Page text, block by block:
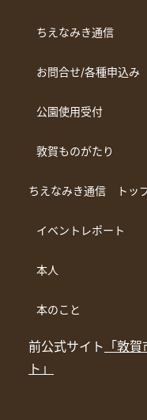
ちえなみき通信
お問合せ/各種申込み
公園使用受付
敦賀ものがたり
ちえなみき通信 トッ
イベントレポート
本人
本のこと
前公式サイト 「敦
ト」